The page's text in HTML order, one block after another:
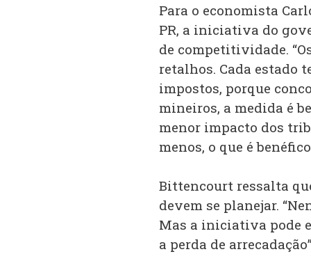
Para o economista
PR, a iniciativa do
de competitividade.
retalhos. Cada estado
impostos, porque
mineiros, a medida é
menor impacto dos
menos, o que é
Bittencourt ressalta
devem se planejar.
Mas a iniciativa pode
a perda de